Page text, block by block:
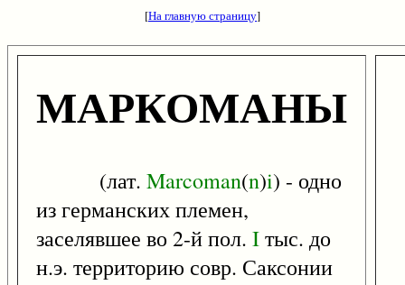
[На главную страницу]
МАРКОМАНЫ
(лат. Marcoman(n)i) - одно
из германских племен,
заселявшее во 2-й пол. Iтыс. до
н.э. территорию совр. Саксонии